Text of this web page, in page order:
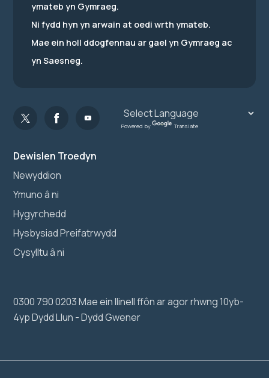
Dewislen Troedyn
Newyddion
Ymuno â ni
Hygyrchedd
Hysbysiad Preifatrwydd
Cysylltu â ni
0300 790 0203 Mae ein llinell ffôn ar agor rhwng 10yb-
4yp Dydd Llun - Dydd Gwener
ymateb yn Gymraeg.
Ni fydd hyn yn arwain at oedi wrth ymateb.
Mae ein holl ddogfennau ar gael yn Gymraeg ac
yn Saesneg.
Powered by Translate